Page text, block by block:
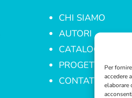
Per
accedere
elaborare
CHI SIAMO
AUTORI
CATALOGO
PROGETTI
CONTATTI